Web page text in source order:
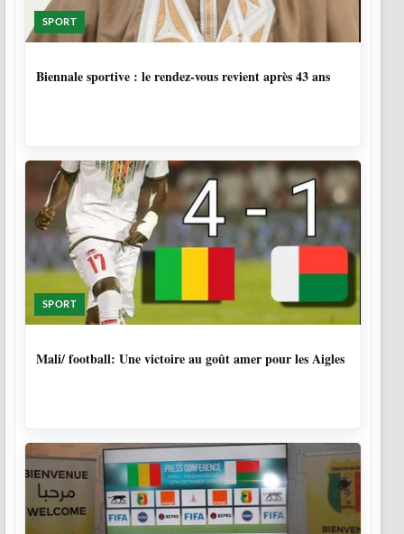
SPORT
Biennale sportive : le rendez-vous revient après 43 ans
SPORT
Mali/ football: Une victoire au goût amer pour les Aigles